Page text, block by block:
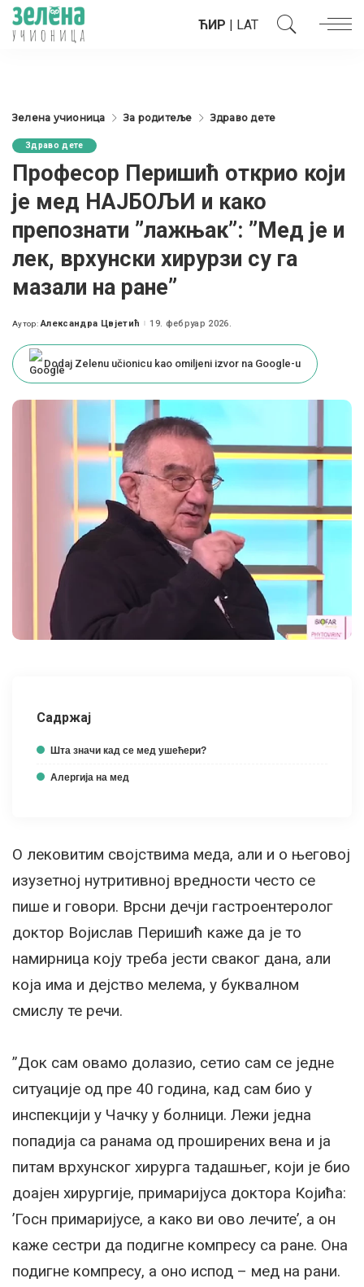
ЋИР | LAT
Зелена учионица За родитеље Здраво дете
Здраво дете
Професор Перишић открио који
је мед НАЈБОЉИ и како
препознати ”лажњак”: ”Мед је и
лек, врхунски хирурзи су га
мазали на ране”
Posted
Аутор: Александра Цвјетић 19. фебруар 2026.
Dodaj Zelenu učionicu kao omiljeni izvor na Google-u
Садржај
Шта значи кад се мед ушећери?
Алергија на мед
О лековитим својствима меда, али и о његовој
изузетној нутритивној вредности често се
пише и говори. Врсни дечји гастроентеролог
доктор Војислав Перишић каже да је то
намирница коју треба јести сваког дана, али
која има и дејство мелема, у буквалном
смислу те речи.
”Док сам овамо долазио, сетио сам се једне
ситуације од пре 40 година, кад сам био у
инспекцији у Чачку у болници. Лежи једна
попадија са ранама од проширених вена и ја
питам врхунског хирурга тадашњег, који је био
доајен хирургије, примаријуса доктора Којића:
’Госн примаријусе, а како ви ово лечите’, а он
каже сестри да подигне компресу са ране. Она
подигне компресу, а оно испод – мед на рани.